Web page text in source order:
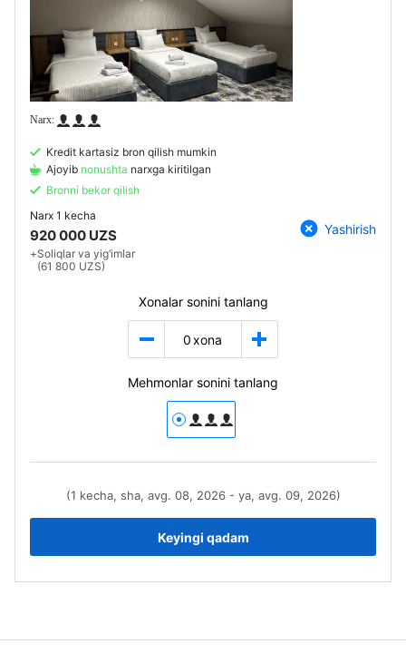
Kredit kartasiz bron qilish mumkin
Ajoyib nonushta narxga kiritilgan
Bronni bekor qilish
Narx 1 kecha
920 000 UZS
+Soliqlar va yig‘imlar
(61 800 UZS)
Yashirish
Xonalar sonini tanlang
0 xona
Mehmonlar sonini tanlang
(1 kecha, sha, avg. 08, 2026 - ya, avg. 09, 2026)
Keyingi qadam